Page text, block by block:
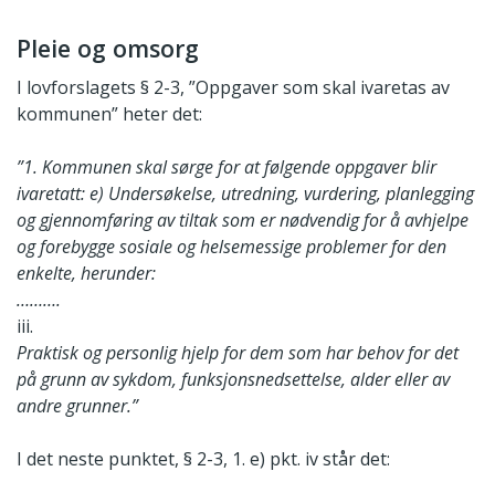
Pleie og omsorg
I lovforslagets § 2-3, ”Oppgaver som skal ivaretas av
kommunen” heter det:
”1. Kommunen skal sørge for at følgende oppgaver blir
ivaretatt: e) Undersøkelse, utredning, vurdering, planlegging
og gjennomføring av tiltak som er nødvendig for å avhjelpe
og forebygge sosiale og helsemessige problemer for den
enkelte, herunder:
……….
iii.
Praktisk og personlig hjelp for dem som har behov for det
på grunn av sykdom, funksjonsnedsettelse, alder eller av
andre grunner.”
I det neste punktet, § 2-3, 1. e) pkt. iv står det: